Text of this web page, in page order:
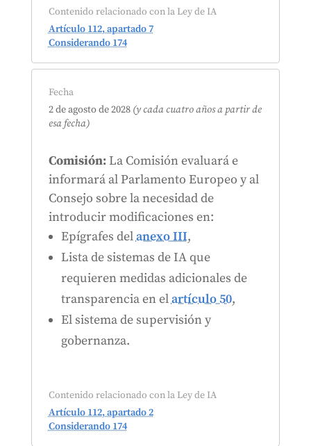
Contenido relacionado con la Ley de IA
Artículo 112, apartado 7
Considerando 174
Fecha
2 de agosto de 2028 (y cada cuatro años a partir de
esa fecha)
Comisión:La Comisión evaluará e
informará al Parlamento Europeo y al
Consejo sobre la necesidad de
introducir modificaciones en:
Epígrafes delanexo III,
Lista de sistemas de IA que
requieren medidas adicionales de
transparencia en elartículo 50,
El sistema de supervisión y
gobernanza.
Contenido relacionado con la Ley de IA
Artículo 112, apartado 2
Considerando 174